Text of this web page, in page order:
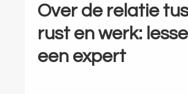
Over de relatie
rust en werk:
een expert